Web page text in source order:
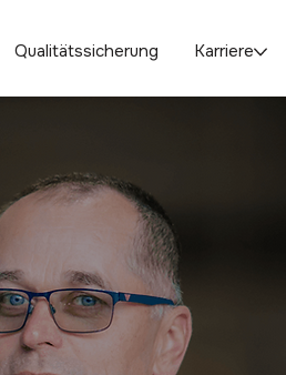
Qualitätssicherung Karriere